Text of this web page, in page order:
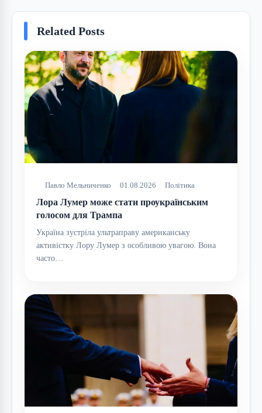
Related Posts
Павло Мельниченко 01.08.2026 Політика
Лора Лумер може стати проукраїнським
голосом для Трампа
Україна зустріла ультраправу американську
активістку Лору Лумер з особливою увагою. Вона
часто…